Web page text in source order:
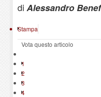
di Alessandro
Stampa
Vota questo articolo
1
2
3
4